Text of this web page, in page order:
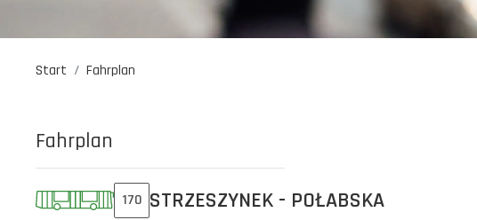
Start Fahrplan
Fahrplan
170 STRZESZYNEK - POŁABSKA